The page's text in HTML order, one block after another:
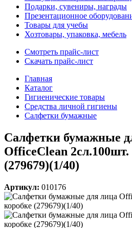
Подарки, сувениры, награды
Презентационное
Товары для учебы
Хозтовары, упаковка, мебель
Смотреть прайс-лист
Скачать прайс-лист
Главная
Каталог
Гигиенические товары
Средства личной гигиены
Салфетки бумажные
Салфетки бумажные
OfficeClean 2сл.100шт.
(279679)(1/40)
Артикул: 010176